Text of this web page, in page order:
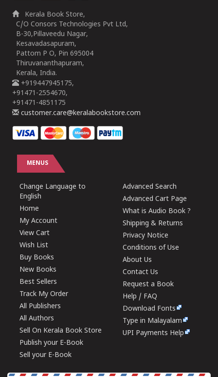
Kerala Book Store,
C/O Consors Technologies Pvt Ltd,
B-30,Pillaveedu Nagar,
Kesavadasapuram,
Pattom P O, Pin 695004
Thiruvananthapuram,
Kerala, India.
+919447945175,
+91471-2554670,
+91471-4851175
customer.care@keralabookstore.com
MENUS
Change Language to
English
Home
My Account
View Cart
Wish List
Buy Books
New Books
Best Sellers
Track My Order
All Publishers
All Authors
Sell On Kerala Book Store
Publish your E-Book
Sell your E-Book
Advanced Search
Advanced Cart Page
What is Audio Book ?
Shipping & Returns
Privacy Notice
Conditions of Use
About Us
Contact Us
Request a Book
Help / FAQ
Download Fonts
Type in Malayalam
UPI Payments Help